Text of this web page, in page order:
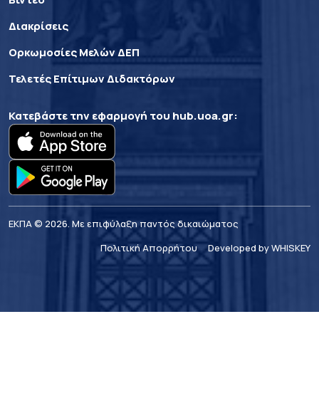
Διακρίσεις
Ορκωμοσίες Μελών ΔΕΠ
Τελετές Επίτιμων Διδακτόρων
Κατεβάστε την εφαρμογή του hub.uoa.gr:
ΕΚΠΑ © 2026. Με επιφύλαξη παντός δικαιώματος
Πολιτική Απορρήτου
Developed by WHISKEY